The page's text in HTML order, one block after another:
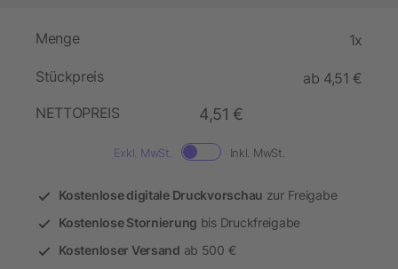
Menge 1x
Stückpreis
ab 4,51 €
NETTOPREIS
4,51 €
Exkl. MwSt. Inkl. MwSt.
Kostenlose digitale Druckvorschau zur Freigabe
Kostenlose Stornierung bis Druckfreigabe
Kostenloser Versand ab 500 €